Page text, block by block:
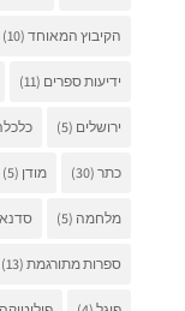
הקיבוץ המאוחד(10)
ידיעות ספרים (11)
ירושלים (5)
כתר(30) מודן (5)
מלחמה (5)
ספרות מתורגמת(13)